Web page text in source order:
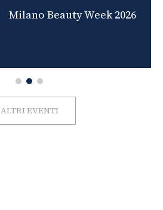
Milano Beauty Week 2026
ALTRI EVENTI